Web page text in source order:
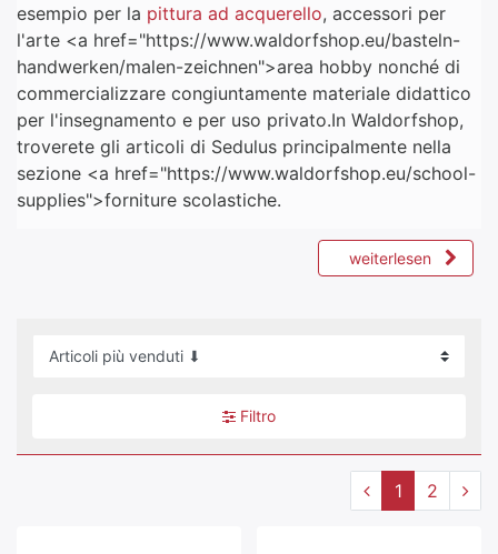
esempio per la pittura ad acquerello, accessori per
l'arte <a href="https://www.waldorfshop.eu/basteln-
handwerken/malen-zeichnen">area hobby nonché di
commercializzare congiuntamente materiale didattico
per l'insegnamento e per uso privato.In Waldorfshop,
troverete gli articoli di Sedulus principalmente nella
sezione <a href="https://www.waldorfshop.eu/school-
supplies">forniture scolastiche.
weiterlesen
Filtro
1 2